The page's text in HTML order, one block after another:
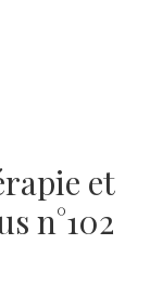
et
n°102